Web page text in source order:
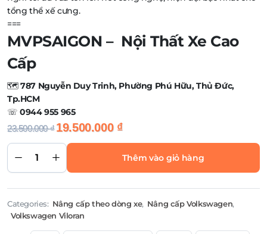
tổng thể xế cưng.
===
MVPSAIGON – Nội Thất Xe Cao
Cấp
🗺️787 Nguyễn Duy Trinh, Phường Phú Hữu, Thủ Đức,
Tp.HCM
☏0944 955 965
23.500.000₫
Giá
gốc
19.500.000 ₫
Giá
hiện
19.500.000 ₫.
NÂNG CẤP BỆ
BƯỚC ĐIỆN
THÒ THỤT
MẪU ZIN CHO
VILORAN
Thêm vào giỏ hàng
Categories: Nâng cấp theo dòng xe, Nâng cấp Volkswagen,
Volkswagen Viloran